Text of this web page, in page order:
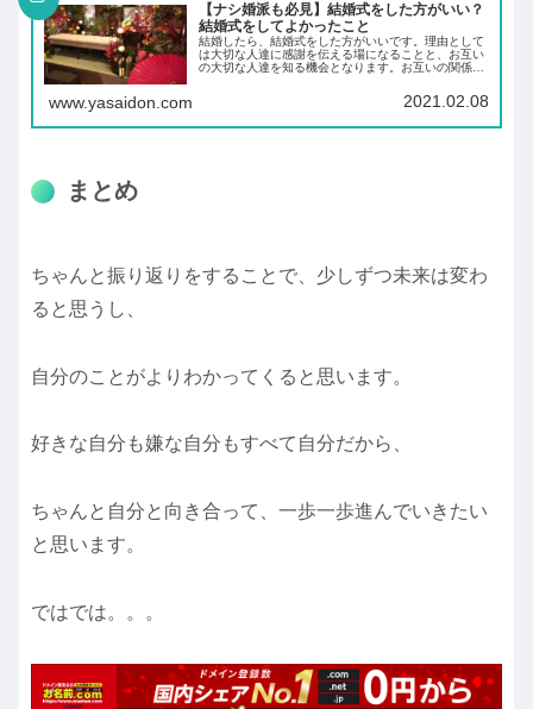
【ナシ婚派も必見】結婚式をした方がいい？
結婚式をしてよかったこと
結婚したら、結婚式をした方がいいです。理由として
は大切な人達に感謝を伝える場になることと、お互い
の大切な人達を知る機会となります。お互いの関係者
っておくだけでも付き合いをしやすくなります。
www.yasaidon.com 2021.02.08
まとめ
ちゃんと振り返りをすることで、少しずつ未来は変わ
ると思うし、
自分のことがよりわかってくると思います。
好きな自分も嫌な自分もすべて自分だから、
ちゃんと自分と向き合って、一歩一歩進んでいきたい
と思います。
ではでは。。。